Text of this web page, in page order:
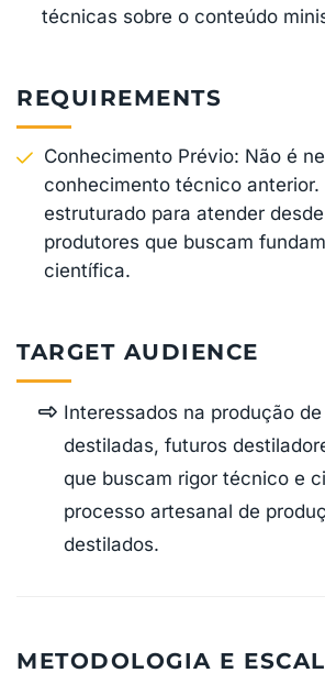
técnicas sobre o conteúdo
REQUIREMENTS
Conhecimento Prévio: Não é
conhecimento técnico anterior.
estruturado para atender
produtores que buscam
científica.
TARGET AUDIENCE
Interessados na produção
destiladas, futuros
que buscam rigor técnico e
processo artesanal de
destilados.
METODOLOGIA E